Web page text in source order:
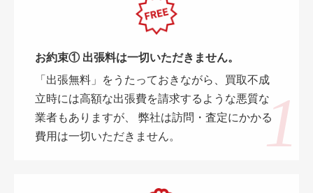
お約束① 出張料は一切いただきません。
「出張無料」をうたっておきながら、買取不成
立時には高額な出張費を請求するような悪質な
業者もありますが、 弊社は訪問・査定にかかる
費用は一切いただきません。